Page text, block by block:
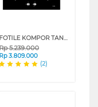
FOTILE KOMPOR TANAM BUILT IN HOB GHG78211
5.239.000
Rp 3.809.000
(2)